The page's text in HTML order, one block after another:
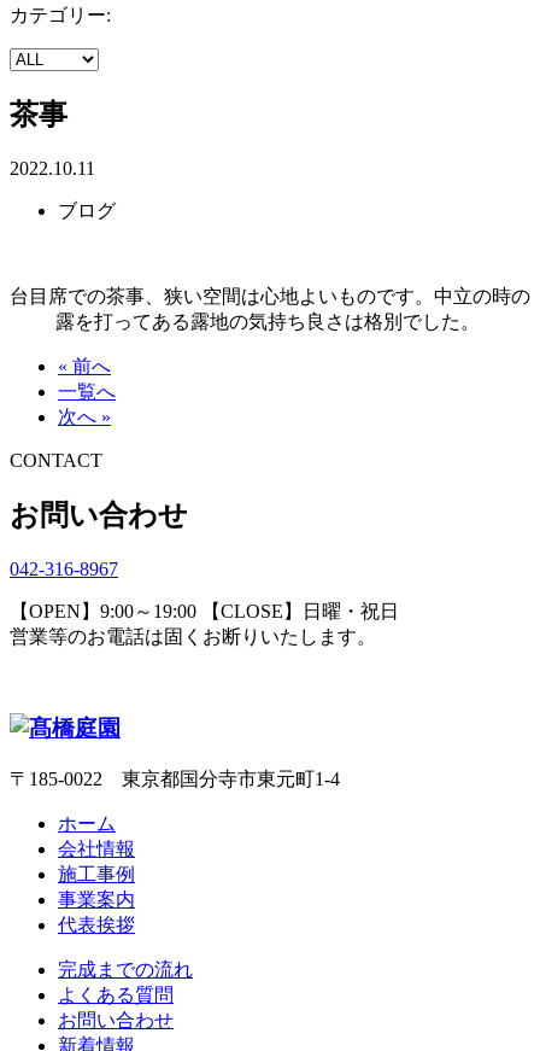
カテゴリー:
茶事
2022.10.11
ブログ
台目席での茶事、狭い空間は心地よいものです。中立の時の
露を打ってある露地の気持ち良さは格別でした。
« 前へ
一覧へ
次へ »
CONTACT
お問い合わせ
042-316-8967
【OPEN】9:00～19:00 【CLOSE】日曜・祝日
営業等のお電話は固くお断りいたします。
〒185-0022 東京都国分寺市東元町1-4
ホーム
会社情報
施工事例
事業案内
代表挨拶
完成までの流れ
よくある質問
お問い合わせ
新着情報